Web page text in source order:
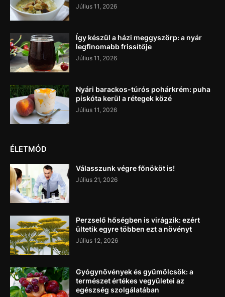
Július 11, 2026
Így készül a házi meggyszörp: a nyár
legfinomabb frissítője
Július 11, 2026
Nyári barackos-túrós pohárkrém: puha
piskóta kerül a rétegek közé
Július 11, 2026
ÉLETMÓD
Válasszunk végre főnököt is!
Július 21, 2026
Perzselő hőségben is virágzik: ezért
ültetik egyre többen ezt a növényt
Július 12, 2026
Gyógynövények és gyümölcsök: a
természet értékes vegyületei az
egészség szolgálatában